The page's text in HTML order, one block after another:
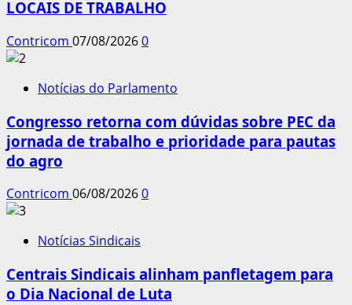
LOCAIS DE TRABALHO
Contricom 07/08/20260
Notícias do Parlamento
Congresso retorna com dúvidas sobre PEC da
jornada de trabalho e prioridade para pautas
do agro
Contricom 06/08/20260
Notícias Sindicais
Centrais Sindicais alinham panfletagem para
o Dia Nacional de Luta